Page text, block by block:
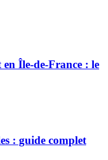
Île-de-France : le
: guide complet